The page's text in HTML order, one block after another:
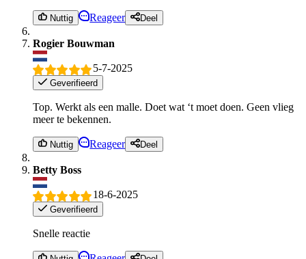
Nuttig Reageer Deel
Rogier Bouwman
5-7-2025
Geverifieerd
Top. Werkt als een malle. Doet wat ‘t moet doen. Geen vlieg
meer te bekennen.
Nuttig Reageer Deel
Betty Boss
18-6-2025
Geverifieerd
Snelle reactie